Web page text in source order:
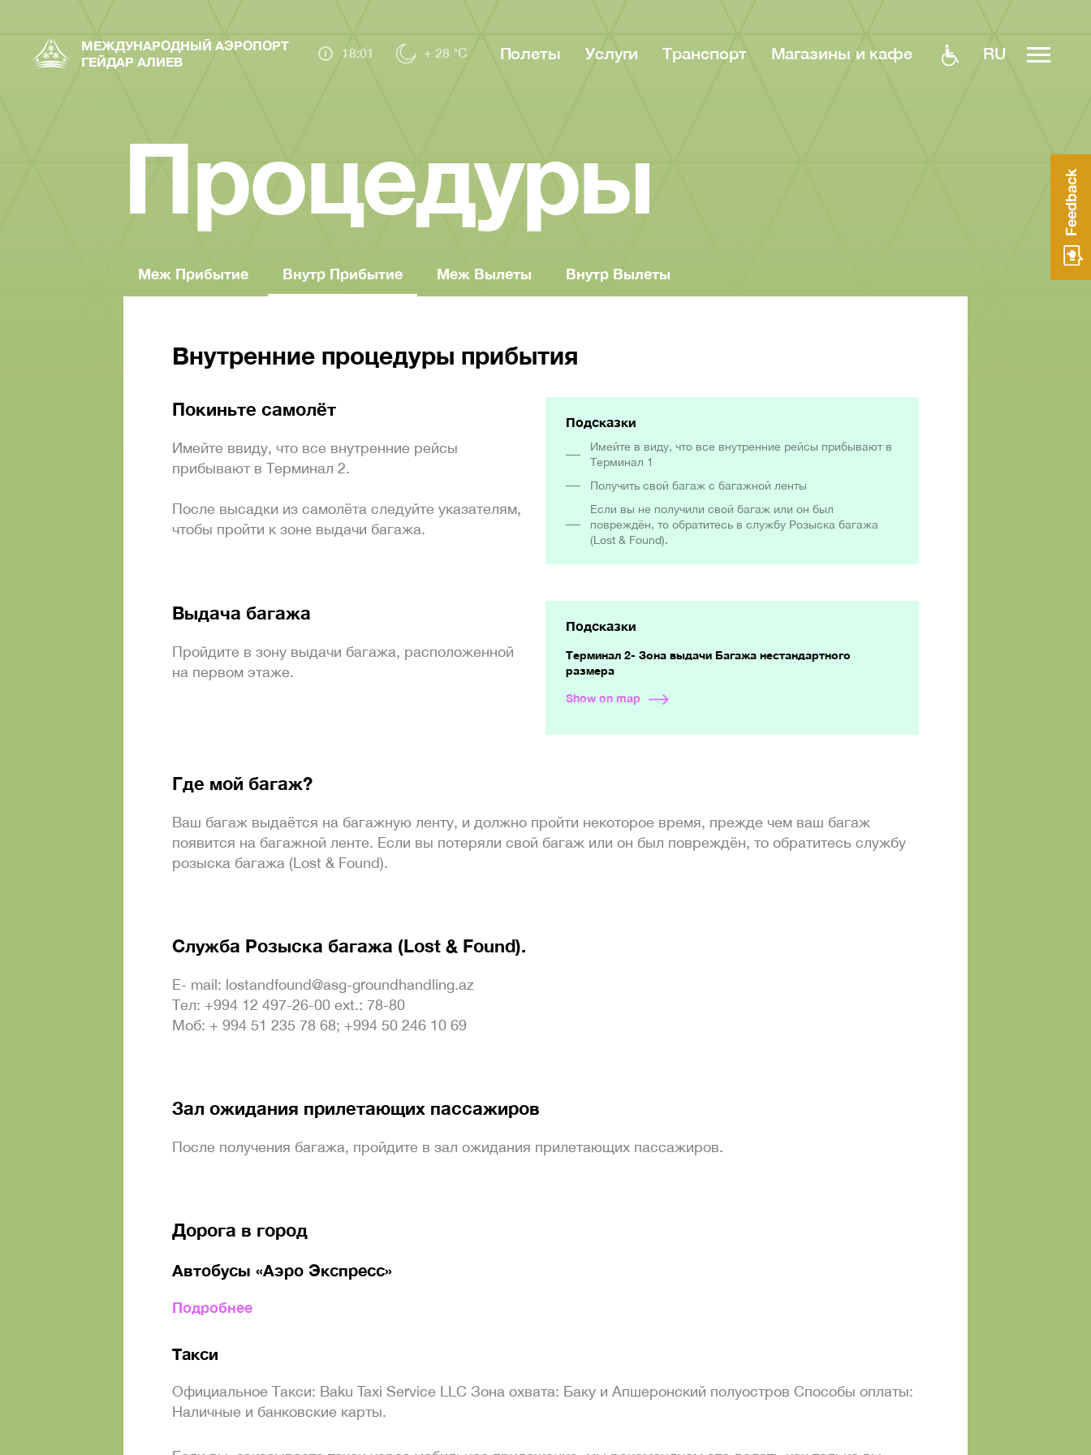
МЕЖДУНАРОДНЫЙ АЭРОПОРТ
ГЕЙДАР АЛИЕВ
18:01 + 28 °C Полеты Услуги Транспорт Магазины и кафе RU
Процедуры
Меж Прибытие Внутр Прибытие Меж Вылеты Внутр Вылеты
Внутренние процедуры прибытия
Покиньте самолёт
Имейте ввиду, что все внутренние рейсы
прибывают в Терминал 2.
После высадки из самолёта следуйте указателям,
чтобы пройти к зоне выдачи багажа.
Подсказки
Имейте в виду, что все внутренние рейсы прибывают в
Терминал 1
Получить свой багаж c багажной ленты
Если вы не получили свой багаж или он был
повреждён, то обратитесь в службу Розыска багажа
(Lost & Found).
Выдача багажа
Пройдите в зону выдачи багажа, расположенной
на первом этаже.
Подсказки
Терминал 2- Зона выдачи Багажа нестандартного
размера
Show on map
Где мой багаж?
Ваш багаж выдаётся на багажную ленту, и должно пройти некоторое время, прежде чем ваш багаж
появится на багажной ленте. Если вы потеряли свой багаж или он был повреждён, то обратитесь службу
розыска багажа (Lost & Found).
Служба Розыска багажа (Lost & Found).
E- mail: lostandfound@asg-groundhandling.az
Тел: +994 12 497-26-00 ext.: 78-80
Моб: + 994 51 235 78 68; +994 50 246 10 69
Зал ожидания прилетающих пассажиров
После получения багажа, пройдите в зал ожидания прилетающих пассажиров.
Дорога в город
Автобусы «Аэро Экспресс»
Подробнее
Такси
Официальное Такси: Baku Taxi Service LLC Зона охвата: Баку и Апшеронский полуостров Способы оплаты:
Наличные и банковские карты.
Feedback